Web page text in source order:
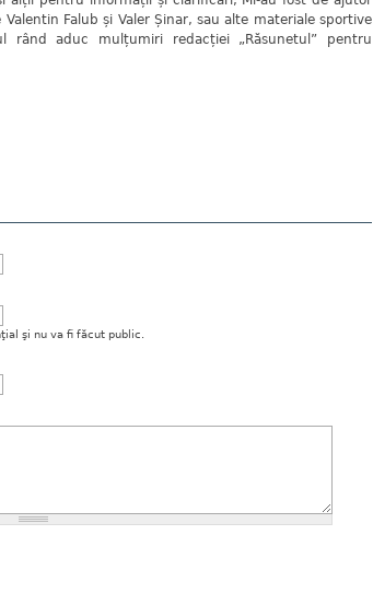
Falub și Valer Șinar, sau alte materiale sportive
aduc mulțumiri redacției „Răsunetul” pentru
şi nu va fi făcut public.